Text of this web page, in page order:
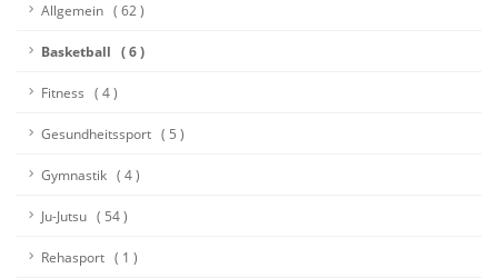
Allgemein ( 62 )
Basketball ( 6 )
Fitness ( 4 )
Gesundheitssport ( 5 )
Gymnastik ( 4 )
Ju-Jutsu ( 54 )
Rehasport ( 1 )